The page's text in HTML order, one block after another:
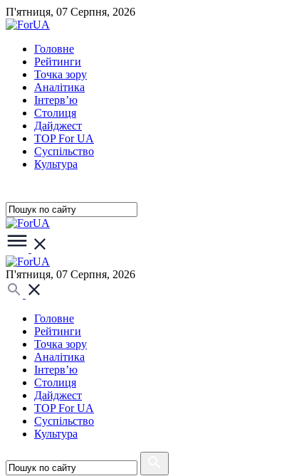
П'ятниця, 07 Серпня, 2026
Головне
Рейтинги
Точка зору
Аналітика
Інтерв’ю
Столиця
Дайджест
TOP For UA
Суспiльство
Культура
П'ятниця, 07 Серпня, 2026
Головне
Рейтинги
Точка зору
Аналітика
Інтерв’ю
Столиця
Дайджест
TOP For UA
Суспiльство
Культура